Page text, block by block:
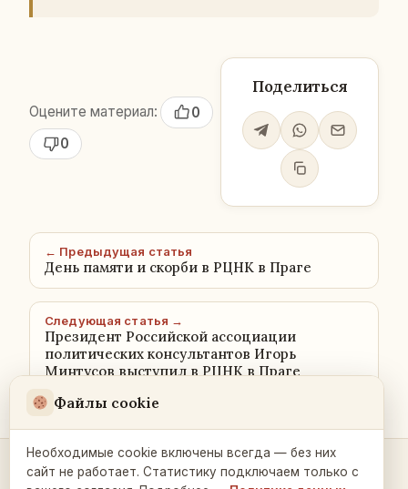
Оцените материал:
0
0
Поделиться
← Предыдущая статья
День памяти и скорби в РЦНК в Праге
Следующая статья →
Президент Российской ассоциации
политических консультантов Игорь
Минтусов выступил в РЦНК в Праге
Контакты и связь →
Файлы cookie
Необходимые cookie включены всегда — без них
сайт не работает. Статистику подключаем только с